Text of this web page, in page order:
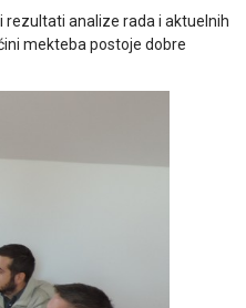
rezultati analize rada i aktuelnih
mekteba postoje dobre